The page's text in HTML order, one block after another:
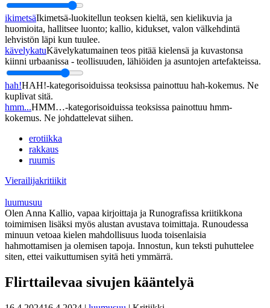
ikimetsäIkimetsä-luokitellun teoksen kieltä, sen kielikuvia ja
huomioita, hallitsee luonto; kallio, kidukset, valon välkehdintä
lehvistön läpi kun tuulee.
kävelykatuKävelykatumainen teos pitää kielensä ja kuvastonsa
kiinni urbaanissa - teollisuuden, lähiöiden ja asuntojen artefakteissa.
hah!HAH!-kategorisoiduissa teoksissa painottuu hah-kokemus. Ne
kuplivat sitä.
hmm...HMM…-kategorisoiduissa teoksissa painottuu hmm-
kokemus. Ne johdattelevat siihen.
erotiikka
rakkaus
ruumis
Vierailijakritiikit
luumusuu
Olen Anna Kallio, vapaa kirjoittaja ja Runografissa kriitikkona
toimimisen lisäksi myös alustan avustava toimittaja. Runoudessa
minuun vetoaa kielen mahdollisuus luoda toisenlaisia
hahmottamisen ja olemisen tapoja. Innostun, kun teksti puhuttelee
siten, ettei vaikuttumisen syitä heti ymmärrä.
Flirttailevaa sivujen kääntelyä